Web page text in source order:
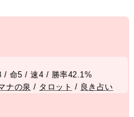
/ 命5 / 速4 / 勝率42.1%
ナの泉 / タロット / 良き占い